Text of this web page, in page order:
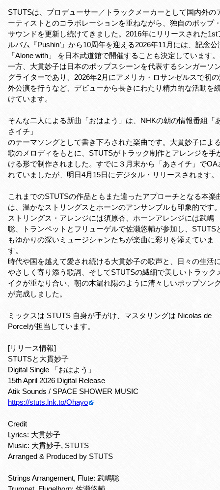
STUTSは、プロデューサー／トラックメーカーとして国内外の
ーティストとのコラボレーションを重ねながら、独自のポップ
サウンドを更新し続けてきました。2016年にリリースされた1st
ルバム『Pushin’』から10周年を迎える2026年11月には、記念公
「Alone with」 を日本武道館で開催することも決定しています。
一方、大貫妙子は日本のポップスシーンを代表するシンガーソ
グライターであり、2026年2月にアメリカ・ロサンゼルスで初
外公演を行うなど、デビューから長きにわたり精力的な活動を
けています。
そんな二人による新曲「おはよう」は、NHKの朝の情報番組「
さイチ」
のテーマソングとして書き下ろされた楽曲です。大貫妙子によ
歌のメロディをもとに、STUTSがトラック制作とアレンジを手
ける形で制作されました。すでに３月末から「あさイチ」でOA
れていましたが、明日4月15日にデジタル・リリースされます。
これまでのSTUTSの作品ともまた違ったアプローチとなる本楽
は、温かなストリングスとホーンのアンサンブルも印象的です
ストリングス・アレンジには須原杏、ホーンアレンジには武嶋
聡、トランペットとフリューゲルで佐瀬悠輔が参加し、STUTS
もゆかりの深いミュージシャンたちが楽曲に彩りを添えていま
す。
時代や国を越えて愛され続ける大貫妙子の歌声と、日々の生活
やさしく寄り添う歌詞、そしてSTUTSの繊細で美しいトラック
イクが重なり合い、朝の木漏れ陽のように清々しいポップソン
が完成しました。
ミックスは STUTS 自身が手がけ、マスタリングは Nicolas de
Porcelが担当しています。
[リリース情報]
STUTSと大貫妙子
Digital Single 「おはよう」
15th April 2026 Digital Release
Atik Sounds / SPACE SHOWER MUSIC
https://stuts.lnk.to/Ohayo
Credit
Lyrics: 大貫妙子
Music: 大貫妙子, STUTS
Arranged & Produced by STUTS
Strings Arrangement, Flute: 武嶋聡